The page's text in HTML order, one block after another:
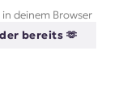
deinem Browser
bereits 🫶